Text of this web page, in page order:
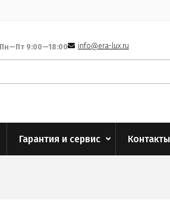
Пн—Пт 9:00—18:00 info@era-lux.ru
Гарантия и сервис Контакты